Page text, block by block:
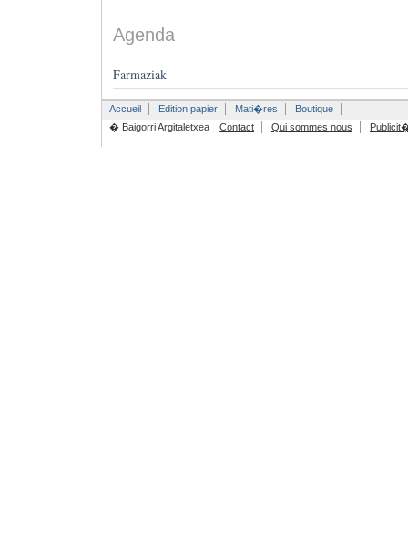
Agenda
Farmaziak
Accueil Edition papier Mati�res
Boutique
� Baigorri Argitaletxea
Contact Qui sommes nous